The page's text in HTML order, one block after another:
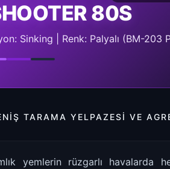
80S
Sinking | Renk: Palyalı (BM-203
TARAMA YELPAZESI VE
yemlerin rüzgarlı havalarda